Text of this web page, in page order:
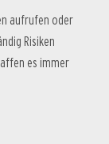
aufrufen oder
Risiken
es immer